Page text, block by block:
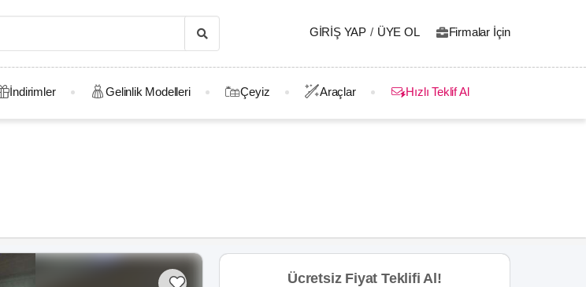
GIRIŞ YAP / ÜYE OL Firmalar İçin
İndirimler Gelinlik Modelleri Çeyiz Araçlar Hızlı Teklif Al
Ücretsiz Fiyat Teklifi Al!